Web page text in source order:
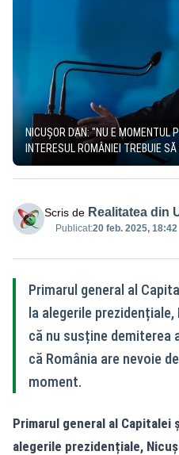
NICUȘOR DAN: "NU E MOMENTUL
INTERESUL ROMÂNIEI TREBUIE
Scris de Realitatea din
Publicat:20 feb. 2025, 18:42
Primarul general al
la alegerile
că nu susține demiterea
că România are nevoie
moment.
Primarul general al
alegerile prezidențiale,